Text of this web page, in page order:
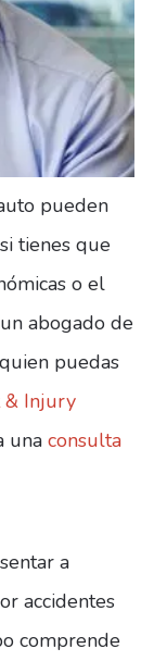
pueden
tienes que
o el
abogado de
puedas
& Injury
una consulta
a
accidentes
comprende